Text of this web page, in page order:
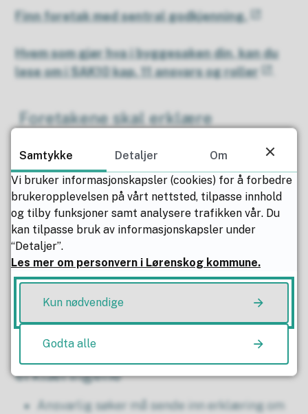
Finn foretak med sentral godkjenning.
Hvem som gjør hva i byggesaken din, kan du
lese om i SAK10 kap. 11 ansvars og roller
Foretakene skal erklære
Foretak som skal ha en ansvarlig rolle i en
byggesak, det vil si som søker, prosjekterende,
utførende eller kontrollerende, må erklære
ansvarsrett. En erklæring om ansvarsrett
bekrefter for kommunen at foretaket påtar seg
det juridiske og offentligrettslige ansvaret for
søknaden, og at de har den nødvendige faglige
kompetansen som loven krever.
Ansvarlig søker må sende inn
erklæringene
Ansvarlig søker må sende inn erklæring om
Samtykke Detaljer
Om
Vi bruker informasjonskapsler (cookies) for å forbedre
brukeropplevelsen på vårt nettsted, tilpasse innhold
og tilby funksjoner samt analysere trafikken vår. Du
kan tilpasse bruk av informasjonskapsler under
“Detaljer”.
Les mer om personvern i Lørenskog kommune.
Kun nødvendige
Godta alle